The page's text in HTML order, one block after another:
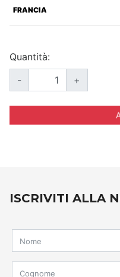
FRANCIA
Quantità:
-
+
ISCRIVITI ALLA